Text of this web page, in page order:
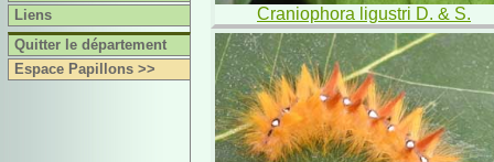
Liens
Quitter le département
Espace Papillons >>
Craniophora ligustri D. & S.